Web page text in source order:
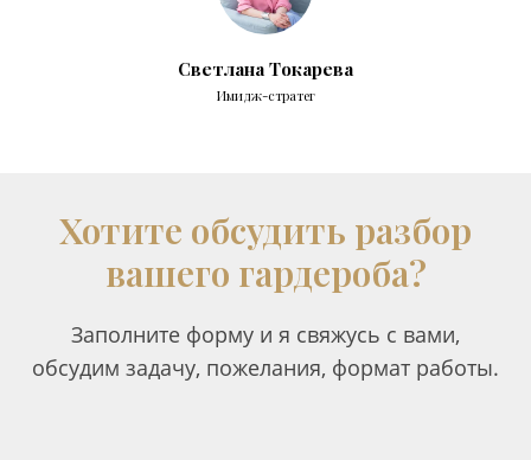
Светлана Токарева
Имидж-стратег
Хотите обсудить разбор
вашего гардероба?
Заполните форму и я свяжусь с вами,
обсудим задачу, пожелания, формат работы.